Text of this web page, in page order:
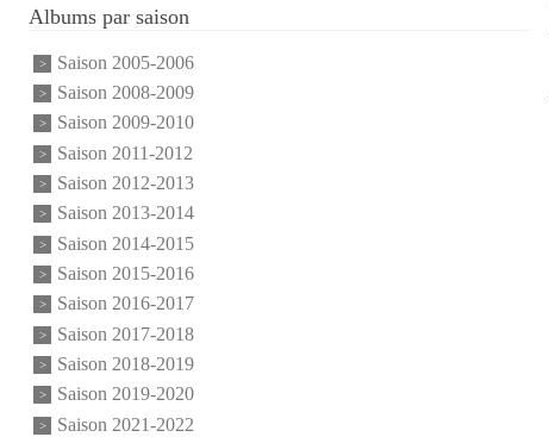
Albums par saison
Saison 2005-2006
Saison 2008-2009
Saison 2009-2010
Saison 2011-2012
Saison 2012-2013
Saison 2013-2014
Saison 2014-2015
Saison 2015-2016
Saison 2016-2017
Saison 2017-2018
Saison 2018-2019
Saison 2019-2020
Saison 2021-2022